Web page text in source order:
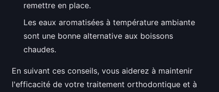
remettre en place.
Les eaux aromatisées à température ambiante
sont une bonne alternative aux boissons
chaudes.
En suivant ces conseils, vous aiderez à maintenir
l'efficacité de votre traitement orthodontique et à